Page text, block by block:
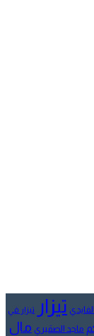
تيزار تيزار في
ماجد الصقيري مال